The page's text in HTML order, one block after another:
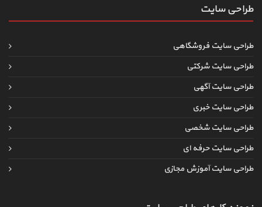
طراحی سایت
طراحی سایت فروشگاهی
طراحی سایت شرکتی
طراحی سایت آگهی
طراحی سایت خبری
طراحی سایت شخصی
طراحی سایت حرفه ای
طراحی سایت آموزش مجازی